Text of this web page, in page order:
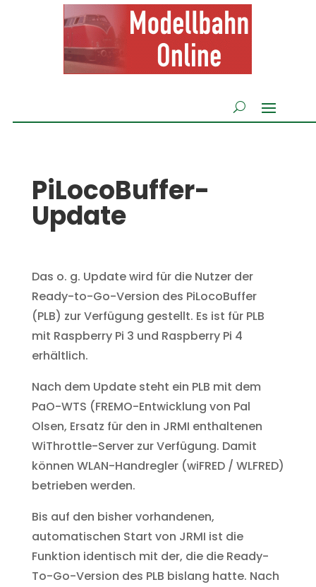
PiLocoBuffer-
Update
Das o. g. Update wird für die Nutzer der
Ready-to-Go-Version des PiLocoBuffer
(PLB) zur Verfügung gestellt. Es ist für PLB
mit Raspberry Pi 3 und Raspberry Pi 4
erhältlich.
Nach dem Update steht ein PLB mit dem
PaO-WTS (FREMO-Entwicklung von Pal
Olsen, Ersatz für den in JRMI enthaltenen
WiThrottle-Server zur Verfügung. Damit
können WLAN-Handregler (wiFRED / WLFRED)
betrieben werden.
Bis auf den bisher vorhandenen,
automatischen Start von JRMI ist die
Funktion identisch mit der, die die Ready-
To-Go-Version des PLB bislang hatte. Nach